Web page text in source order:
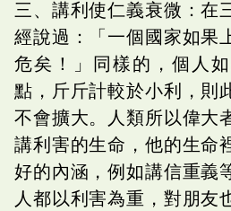
三、講利使仁義衰微：在
經說過：「一個國家如果
危矣！」同樣的，個人
點，斤斤計較於小利，則
不會擴大。人類所以偉大
講利害的生命，他的生命
好的內涵，例如講信重義
人都以利害為重，對朋友